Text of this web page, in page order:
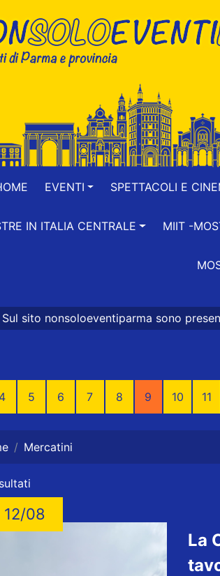
EVENTI SPETTACOLI E
IN ITALIA CENTRALE MIIT -
sono presenti messaggi
4 5 6 7 8 9 10 11
Mercatini
12/08
La